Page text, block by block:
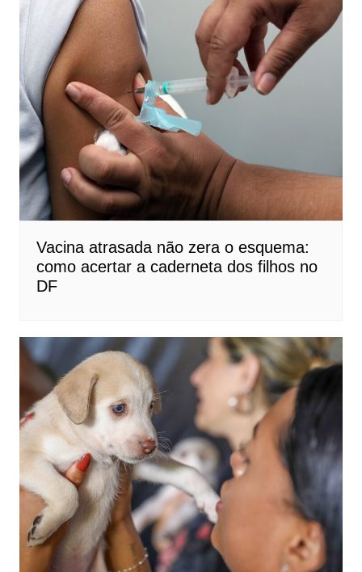
Vacina atrasada não zera o esquema:
como acertar a caderneta dos filhos no
DF